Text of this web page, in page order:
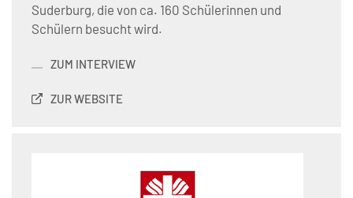
Suderburg, die von ca. 160 Schülerinnen und
Schülern besucht wird.
ZUM INTERVIEW
ZUR WEBSITE